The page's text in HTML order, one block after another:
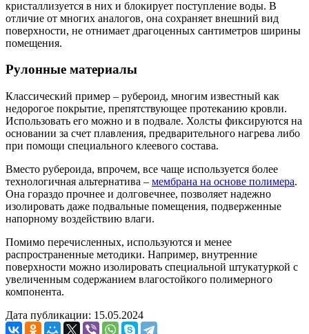
кристаллизуется в них и блокирует поступление воды. В
отличие от многих аналогов, она сохраняет внешний вид
поверхности, не отнимает драгоценных сантиметров ширины
помещения.
Рулонные материалы
Классический пример – рубероид, многим известный как
недорогое покрытие, препятствующее протеканию кровли.
Использовать его можно и в подвале. Холсты фиксируются на
основании за счет плавления, предварительного нагрева либо
при помощи специального клеевого состава.
Вместо рубероида, впрочем, все чаще используется более
технологичная альтернатива – мембрана на основе полимера.
Она гораздо прочнее и долговечнее, позволяет надежно
изолировать даже подвальные помещения, подверженные
напорному воздействию влаги.
Помимо перечисленных, используются и менее
распространенные методики. Например, внутренние
поверхности можно изолировать специальной штукатуркой с
увеличенным содержанием влагостойкого полимерного
компонента.
Дата публикации: 15.05.2024